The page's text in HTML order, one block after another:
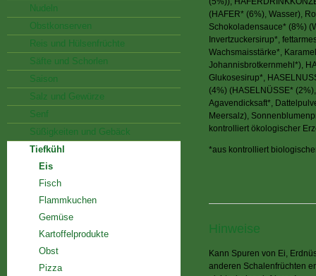
Nudeln
Obstkonserven
Reis und Hülsenfrüchte
Säfte und Schorlen
Saison
Salz und Gewürze
Senf
Süßigkeiten und Gebäck
Tiefkühl
Eis
Fisch
Flammkuchen
Gemüse
Kartoffelprodukte
Obst
Pizza
(HAFER* (6%), Wasser),
Schokoladensauce* (8%)
Invertzuckersirup*,
Wachsmaisstärke*,
Johannisbrotkernmehl*),
Glukosesirup*,
(4%) (HASELNÜSSE*
Agavendicksaft*,
Meersalz),
kontrolliert ökologischer
*aus kontrolliert
Hinweise
Kann Spuren von Ei,
anderen Schalenfrüchten